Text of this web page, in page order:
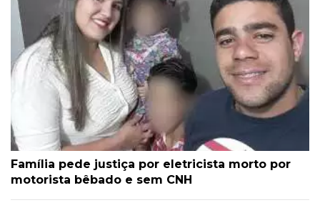
Família pede justiça por eletricista morto por
motorista bêbado e sem CNH